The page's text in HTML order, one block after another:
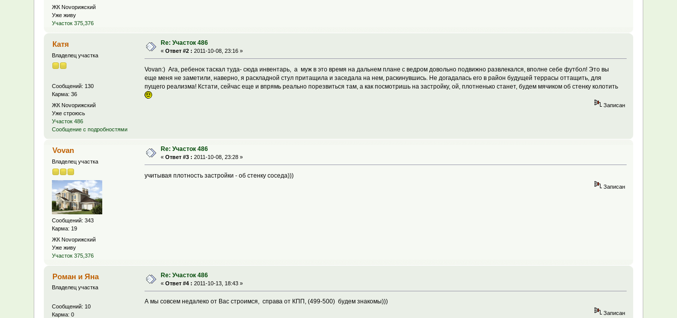
ЖК Novoрижский
Уже живу
Участок 375,376
Катя
Владелец участка
Сообщений: 130
Карма: 36
ЖК Novoрижский
Уже строюсь
Участок 486
Сообщение с подробностями
Re: Участок 486
«Ответ #2 : 2011-10-08, 23:16 »
Vovan:) Ага, ребенок таскал туда- сюда инвентарь, а муж в это время на дальнем плане с ведром довольно подвижно развлекался, вполне себе футбол! Это вы
еще меня не заметили, наверно, я раскладной стул притащила и заседала на нем, раскинувшись. Не догадалась его в район будущей террасы оттащить, для
пущего реализма! Кстати, сейчас еще и впрямь реально порезвиться там, а как посмотришь на застройку, ой, плотненько станет, будем мячиком об стенку колотить
Записан
Vovan
Владелец участка
Сообщений: 343
Карма: 19
ЖК Novoрижский
Уже живу
Участок 375,376
Re: Участок 486
«Ответ #3 : 2011-10-08, 23:28 »
учитывая плотность застройки - об стенку соседа)))
Записан
Роман и Яна
Владелец участка
Сообщений: 10
Карма: 0
Re: Участок 486
«Ответ #4 : 2011-10-13, 18:43 »
А мы совсем недалеко от Вас строимся, справа от КПП, (499-500) будем знакомы)))
Записан